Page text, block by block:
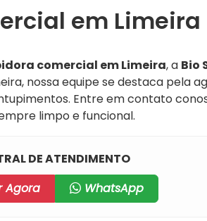
em Limeira
comercial em Limeira, a Bio
nossa equipe se destaca pela
Entre em contato
limpo e funcional.
DE ATENDIMENTO
Agora
WhatsApp